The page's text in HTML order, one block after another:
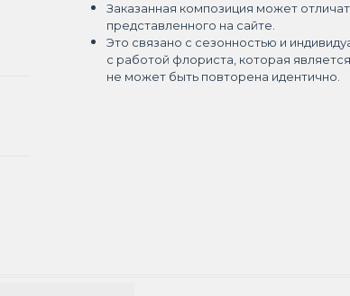
Заказанная композиция может
представленного на сайте.
Это связано с сезонностью и
с работой флориста, которая
не может быть повторена идентично.